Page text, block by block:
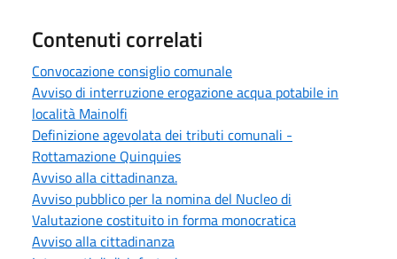
Contenuti correlati
Convocazione consiglio comunale
Avviso di interruzione erogazione acqua potabile in
località Mainolfi
Definizione agevolata dei tributi comunali -
Rottamazione Quinquies
Avviso alla cittadinanza.
Avviso pubblico per la nomina del Nucleo di
Valutazione costituito in forma monocratica
Avviso alla cittadinanza